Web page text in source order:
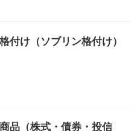
付け（ソブリン格付け）
品（株式・債券・投信